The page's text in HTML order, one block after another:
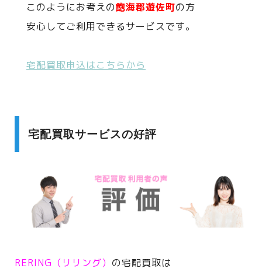
このようにお考えの飽海郡遊佐町の方
安心してご利用できるサービスです。
宅配買取申込はこちらから
宅配買取サービスの好評
RERING（リリング） の宅配買取は